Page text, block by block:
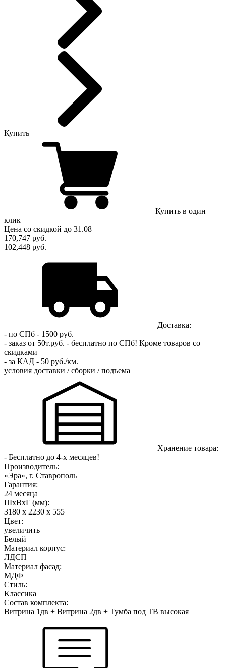
Купить
Купить в один
клик
Цена со скидкой до 31.08
170,747 руб.
102,448 руб.
Доставка:
- по СПб - 1500 руб.
- заказ от 50т.руб. - бесплатно по СПб! Кроме товаров со
скидками
- за КАД - 50 руб./км.
условия доставки / сборки / подъема
Хранение товара:
- Бесплатно до 4-х месяцев!
Производитель:
«Эра», г. Ставрополь
Гарантия:
24 месяца
ШхВхГ (мм):
3180 х 2230 х 555
Цвет:
увеличить
Белый
Материал корпус:
ЛДСП
Материал фасад:
МДФ
Стиль:
Классика
Состав комплекта:
Витрина 1дв + Витрина 2дв + Тумба под ТВ высокая